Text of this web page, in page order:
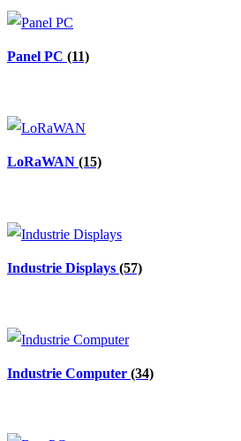
Panel PC (11)
LoRaWAN (15)
Industrie Displays (57)
Industrie Computer (34)